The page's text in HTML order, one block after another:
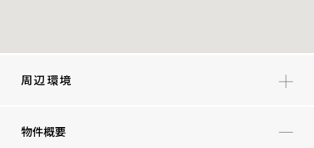
周辺環境
麹町中学校
物件概要